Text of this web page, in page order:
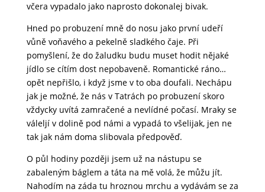
včera vypadalo jako naprosto dokonalej bivak.
Hned po probuzení mně do nosu jako první udeří
vůně voňavého a pekelně sladkého čaje. Při
pomyšlení, že do žaludku budu muset hodit nějaké
jídlo se cítím dost nepobaveně. Romantické ráno…
opět nepřišlo, i když jsme v to oba doufali. Nechápu
jak je možné, že nás v Tatrách po probuzení skoro
vždycky uvítá zamračené a nevlídné počasí. Mraky se
váleljí v dolině pod námi a vypadá to všelijak, jen ne
tak jak nám doma slibovala předpověď.
O půl hodiny později jsem už na nástupu se
zabaleným báglem a táta na mě volá, že můžu jít.
Nahodím na záda tu hroznou mrchu a vydávám se za